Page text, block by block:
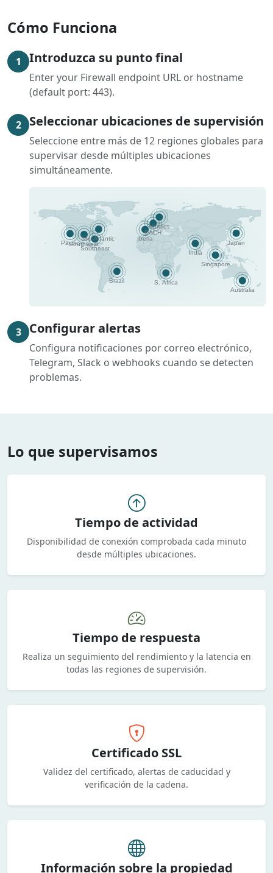
Cómo Funciona
1 Introduzca su punto final
Enter your Firewall endpoint URL or hostname
(default port: 443).
2 Seleccionar ubicaciones de supervisión
Seleccione entre más de 12 regiones globales para
supervisar desde múltiples ubicaciones
simultáneamente.
3 Configurar alertas
Configura notificaciones por correo electrónico,
Telegram, Slack o webhooks cuando se detecten
problemas.
Lo que supervisamos
Tiempo de actividad
Disponibilidad de conexión comprobada cada minuto
desde múltiples ubicaciones.
Tiempo de respuesta
Realiza un seguimiento del rendimiento y la latencia en
todas las regiones de supervisión.
Certificado SSL
Validez del certificado, alertas de caducidad y
verificación de la cadena.
Información sobre la propiedad